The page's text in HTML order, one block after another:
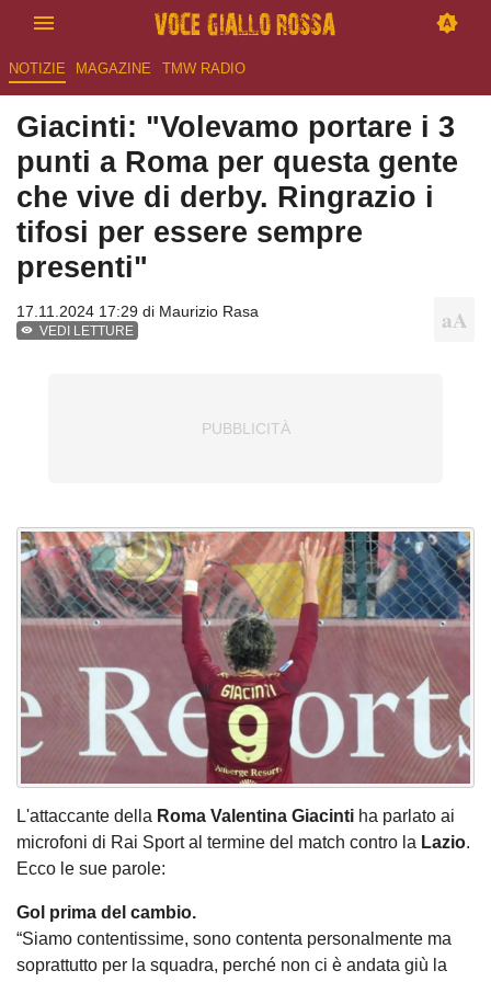
NOTIZIE MAGAZINE TMW RADIO
Giacinti: "Volevamo portare i 3
punti a Roma per questa gente
che vive di derby. Ringrazio i
tifosi per essere sempre
presenti"
17.11.2024 17:29 di Maurizio Rasa
VEDI LETTURE
L'attaccante della Roma Valentina Giacinti ha parlato ai
microfoni di Rai Sport al termine del match contro la Lazio.
Ecco le sue parole:
Gol prima del cambio.
“Siamo contentissime, sono contenta personalmente ma
soprattutto per la squadra, perché non ci è andata giù la